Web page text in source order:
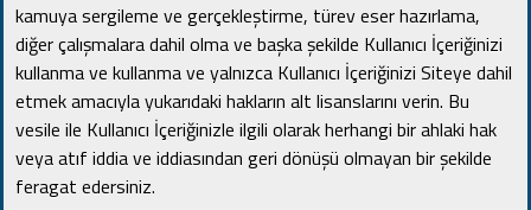
kamuya sergileme ve gerçekleştirme, türev eser hazırlama,
diğer çalışmalara dahil olma ve başka şekilde Kullanıcı İçeriğinizi
kullanma ve kullanma ve yalnızca Kullanıcı İçeriğinizi Siteye dahil
etmek amacıyla yukarıdaki hakların alt lisanslarını verin. Bu
vesile ile Kullanıcı İçeriğinizle ilgili olarak herhangi bir ahlaki hak
veya atıf iddia ve iddiasından geri dönüşü olmayan bir şekilde
feragat edersiniz.